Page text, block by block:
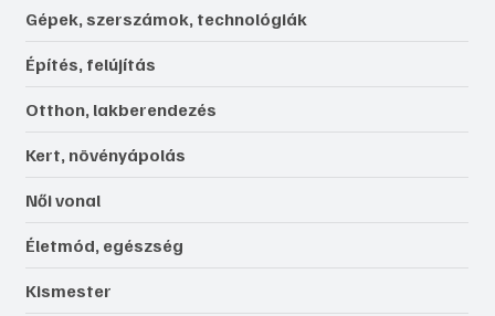
Gépek, szerszámok, technológiák
Építés, felújítás
Otthon, lakberendezés
Kert, növényápolás
Női vonal
Életmód, egészség
Kismester